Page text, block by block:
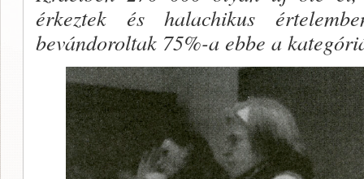
érkeztek és halachikus
bevándoroltak 75%-a ebbe a